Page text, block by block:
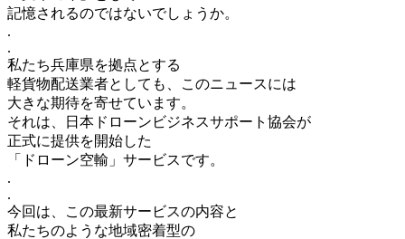
記憶されるのではないでしょうか。
.
.
私たち兵庫県を拠点とする
軽貨物配送業者としても、このニュースには
大きな期待を寄せています。
それは、日本ドローンビジネスサポート協会が
正式に提供を開始した
「ドローン空輸」サービスです。
.
.
今回は、この最新サービスの内容と
私たちのような地域密着型の